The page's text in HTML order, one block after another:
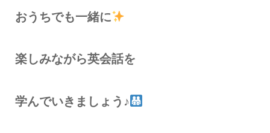
おうちでも一緒に
楽しみながら英会話を
学んでいきましょう♪